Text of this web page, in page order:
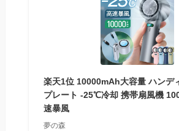
楽天1位 10000mAh大容量 ハンデ
プレート -25℃冷却 携帯扇風機
速暴風
夢の森